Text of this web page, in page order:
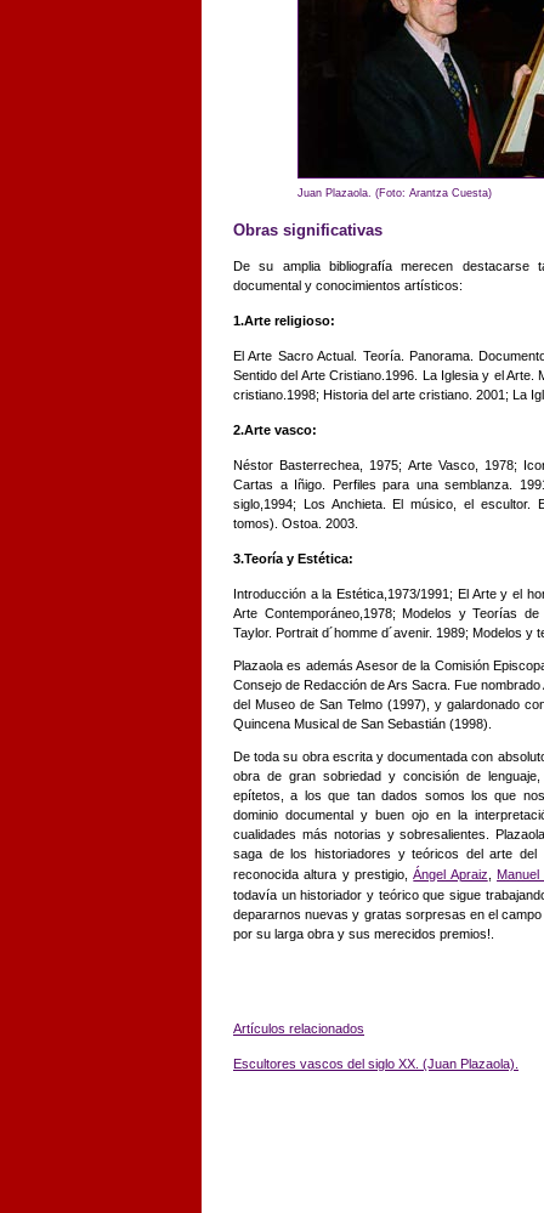
Juan Plazaola. (Foto: Arantza Cuesta)
Obras significativas
De su amplia bibliografía merecen
documental y conocimientos artísticos:
1.Arte religioso:
El Arte Sacro Actual. Teoría. Panorama.
Sentido del Arte Cristiano.1996. La Iglesia y el
cristiano.1998; Historia del arte cristiano. 2001; La
2.Arte vasco:
Néstor Basterrechea, 1975; Arte Vasco, 1978;
Cartas a Iñigo. Perfiles para una semblanza.
siglo,1994; Los Anchieta. El músico, el
tomos). Ostoa. 2003.
3.Teoría y Estética:
Introducción a la Estética,1973/1991; El Arte y el
Arte Contemporáneo,1978; Modelos y Teorías
Taylor. Portrait d´homme d´avenir. 1989; Modelos y
Plazaola es además Asesor de la Comisión
Consejo de Redacción de Ars Sacra. Fue
del Museo de San Telmo (1997), y galardonado
Quincena Musical de San Sebastián (1998).
De toda su obra escrita y documentada con
obra de gran sobriedad y concisión de
epítetos, a los que tan dados somos los que
dominio documental y buen ojo en la
cualidades más notorias y sobresalientes.
saga de los historiadores y teóricos del arte
reconocida altura y prestigio,Ángel Apraiz ,Manuel
todavía un historiador y teórico que sigue
depararnos nuevas y gratas sorpresas en el
por su larga obra y sus merecidos premios!.
Artículos relacionados
Escultores vascos del siglo XX. (Juan Plazaola).